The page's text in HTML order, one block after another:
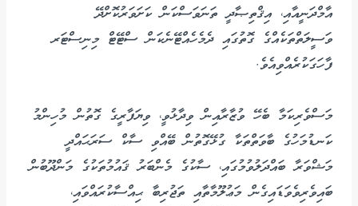
އާމްދަނީއާއި، އިޤްތިޞާދީ ތަނަވަސްކަން ކަށަވަރުކޮށްދޭ
ވަސީލަތްތަކެއްގެ ގޮތުގައި ދެމެހެއްޓޭނެކަން ސްޓޭޓް މިނިސްޓަރ
ފާހަގަކުރެއްވިއެވެ.
މަސްވެރިކަމާ ބެހޭ ވުޒާރާއިން ވިދާޅުވީ، ވިޔަފާރީގެ ގޮތުން މުހިންމު
ކަނޑުމަހުގެ ބާވަތްތަކާ ގުޅޭގޮތުން ބޭއްވި ސާކް ސަރަޙައްދީ
މަޝްވަރާ ބައްދަލުވުމުގައި، ސާކުގެ މެންބަރު ޤައުމުތަކުގެ މަންދޫބުން
ބައިވެރިވެވަޑައިގެން މަޢުލޫމާތާއި ތަޖުރިބާ ޙިއްސާކުރައްވައި،